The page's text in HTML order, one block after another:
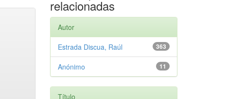
relacionadas
Autor
363
Estrada Discua, Raúl
11
Anónimo
Título